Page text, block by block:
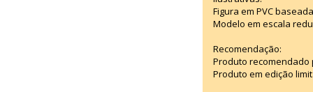
Figura em PVC
Modelo em escala
Recomendação:
Produto recomendado
Produto em edição